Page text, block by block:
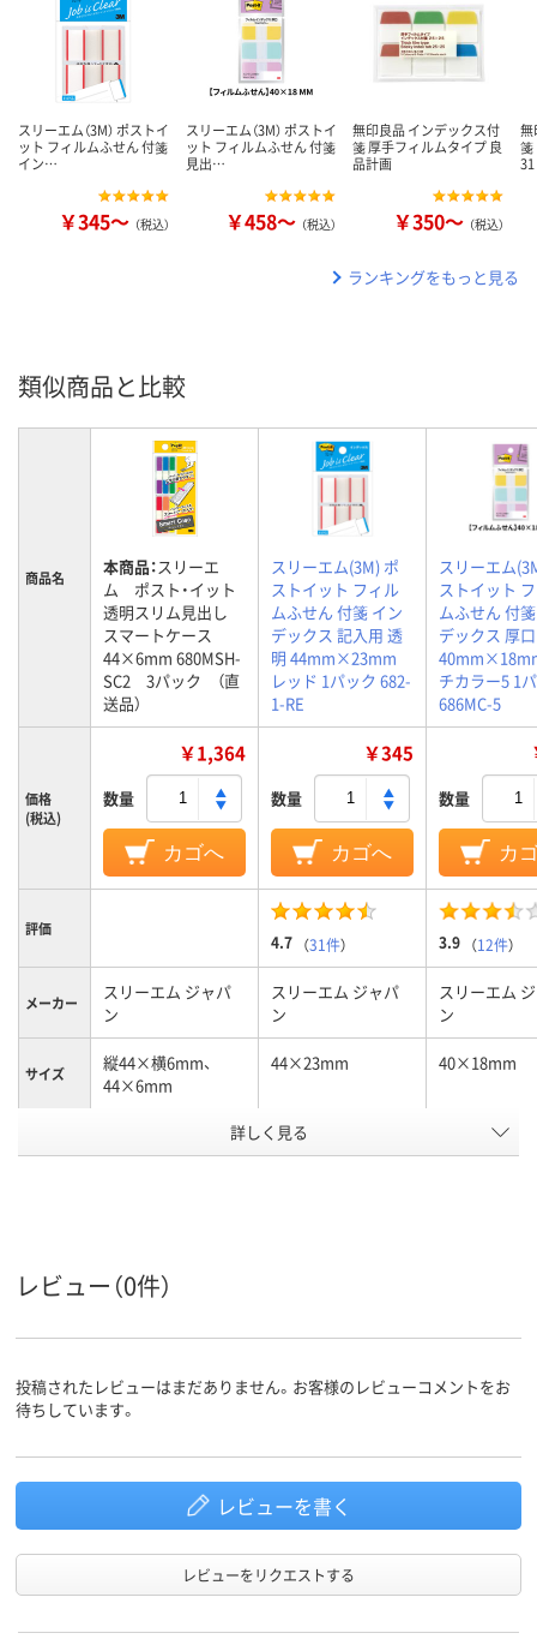
スリーエム（3M） ポストイ
ット フィルムふせん 付箋
イン…
￥345～ （税込）
スリーエム（3M） ポストイ
ット フィルムふせん 付箋
見出…
￥458～ （税込）
無印良品 インデックス付
箋 厚手フィルムタイプ 良
品計画
￥350～ （税込）
無
箋
ランキングをもっと見る
類似商品と比較
商品名 本商品：スリーエ
ム ポスト・イット
透明スリム見出し
スマートケース
44×6mm 680MSH-
SC2 3パック （直
送品）
スリーエム(3M) ポ
ストイット フィル
ムふせん 付箋 イン
デックス 記入用 透
明 44mm×23mm
レッド 1パック 682-
1-RE
スリーエム
ストイット
ムふせん 付
デックス 厚
チカラー5 1
686MC-5
価格
(税込)
￥1,364
数量
カゴへ
￥345
数量
カゴへ
数量
カ
評価
4.7 （31件） 3.9 （12件）
メーカー
スリーエム ジャパ
ン
スリーエム ジャパ
ン
スリーエム
ン
サイズ
縦44×横6mm、
44×6mm
44×23mm 40×18mm
通常粘着 通常粘着
カラータ
イプ
ジ系、グリーン系、パ
ープル系、ブルー系、
リーズ
スコア
65 75
詳しく見る
レビュー（0件）
投稿されたレビューはまだありません。お客様のレビューコメントをお
待ちしています。
レビューを書く
レビューをリクエストする